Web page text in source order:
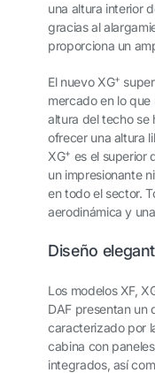
una altura interior
gracias al
proporciona un
El nuevo XG+
mercado en lo que
altura del techo se
ofrecer una altura
XG+ es el superior
un impresionante
en todo el sector.
aerodinámica y
Diseño
Los modelos XF,
DAF presentan un
caracterizado por
cabina con
integrados, así